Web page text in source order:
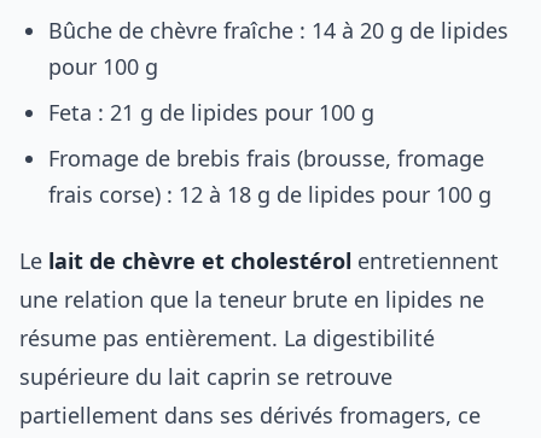
Bûche de chèvre fraîche : 14 à 20 g de lipides
pour 100 g
Feta : 21 g de lipides pour 100 g
Fromage de brebis frais (brousse, fromage
frais corse) : 12 à 18 g de lipides pour 100 g
Le lait de chèvre et cholestérol entretiennent
une relation que la teneur brute en lipides ne
résume pas entièrement. La digestibilité
supérieure du lait caprin se retrouve
partiellement dans ses dérivés fromagers, ce